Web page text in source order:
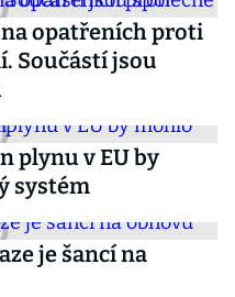
opatřeních proti
Součástí jsou
plynu v EU by
systém
je šancí na